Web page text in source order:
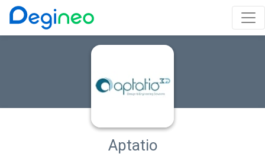
Aptatio